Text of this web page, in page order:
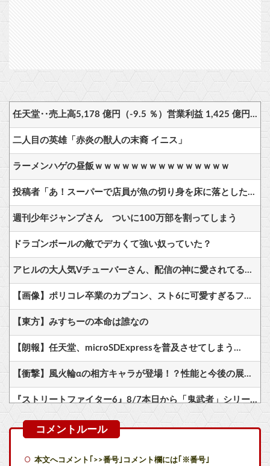
任天堂‥売上高5,178 億円（-9.5 ％）営業利益 1,425 億円（+150.5 %）
二人目の英雄「赤炎の獣人の末裔 イニス」
ラーメンハゲの昼飯ｗｗｗｗｗｗｗｗｗｗｗｗｗｗｗ
投稿者「あ！スーパーで店員が魚の切り身を床に落とした！」 母「見てなさい。あれ、売り場に並べるから」 → 中国ネット民ドン引き
週刊少年ジャンプさん ついに100万部を割ってしまう
ドラゴンボールの敵でデカくて強い奴っていた？
アヒルの大人気Vチューバーさん、配信の神に愛されてるとしか思えない確率の偏りｗ
【画像】ポリコレ卒業のカプコン、スト6に可愛すぎるフィリピン人キャラ実装！
【東方】みすちーの本命は誰なの
【朗報】任天堂、microSDExpressを普及させてしまう…
【衝撃】風火輪αの相方キャラが登場！？性能と今後の展開がこちら
『ストリートファイター6』8/7本日から「鬼武者」シリーズとのコラボイベント「鬼ノ道×拳ノ道」が期間限定開催（～8/31）期間中ログインで「鬼EXカラー」などのプレゼント…
マリオカートって結局スーパーファミコンの初代のやつが一番面白いんだろ？
本文へコメント｢>>番号｣コメント欄には｢※番号｣